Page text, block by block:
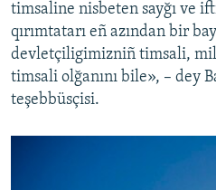
timsaline nisbeten sayğı ve
qırımtatarı eñ azından bir
devletçiligimizniñ timsali,
timsali olğanını bile», – dey
teşebbüsçisi.